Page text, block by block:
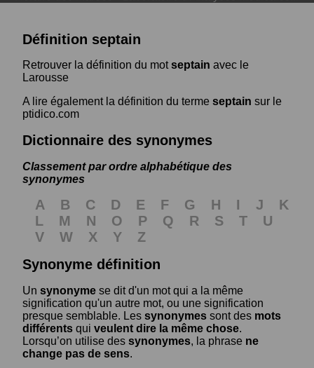
Définition septain
Retrouver la définition du motseptain avec le
Larousse
A lire également la définition du terme septain sur le
ptidico.com
Dictionnaire des synonymes
Classement par ordre alphabétique des
synonymes
A B C D E F G H I J
K
L
M N O P Q R S T
U
V
W X Y
Z
Synonyme définition
Un synonyme se dit d'un mot qui a la même
signification qu'un autre mot, ou une signification
presque semblable. Les synonymes sont des mots
différents qui veulent dire la même chose.
Lorsqu’on utilise des synonymes, la phrase ne
change pas de sens.